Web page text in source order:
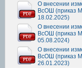
О внесении
ВсОШ (приказ
18.02.2025)
О внесении
ВсОШ (приказ
05.08.2024)
О внесении
ВсОШ (приказ
26.01.2023)